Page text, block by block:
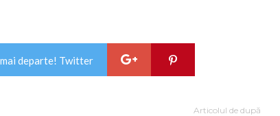
departe! Twitter
Articolul de după